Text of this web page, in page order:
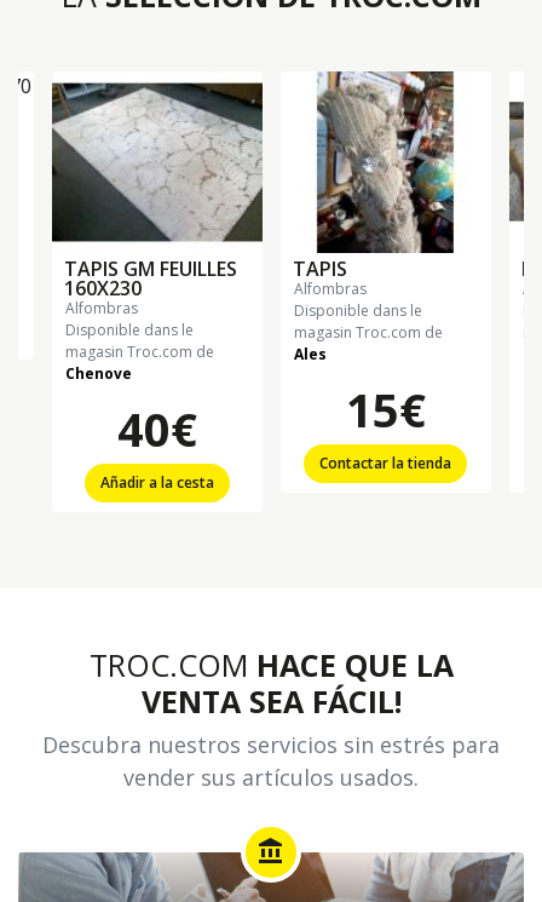
TAPIS GM FEUILLES
160X230
alfombras
Disponible dans le
magasin Troc.com de
Chenove
40€
Añadir a la cesta
TAPIS
alfombras
Disponible dans le
magasin Troc.com de
Ales
15€
Contactar la tienda
TROC.COM HACE QUE LA
VENTA SEA FÁCIL!
Descubra nuestros servicios sin estrés para
vender sus artículos usados.
account_balance